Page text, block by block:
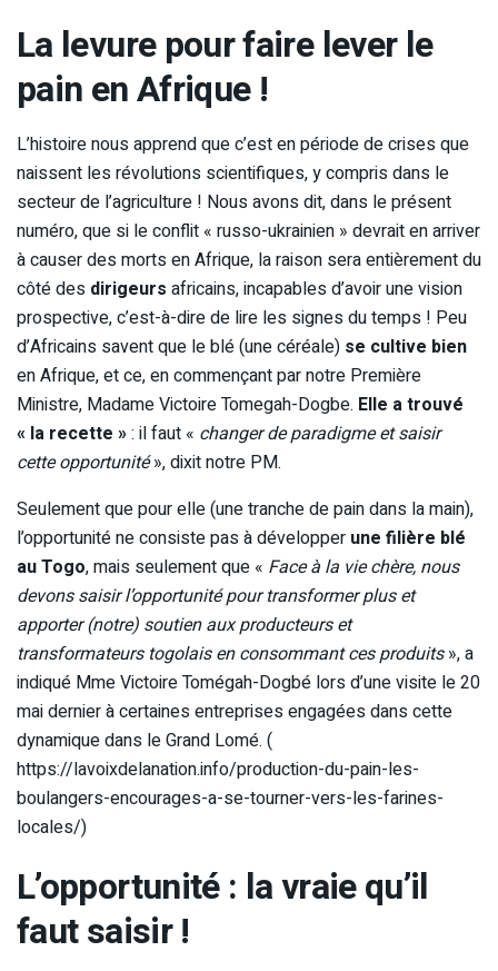
La levure pour faire lever le
pain en Afrique !
L’histoire nous apprend que c’est en période de crises que
naissent les révolutions scientifiques, y compris dans le
secteur de l’agriculture ! Nous avons dit, dans le présent
numéro, que si le conflit « russo-ukrainien » devrait en arriver
à causer des morts en Afrique, la raison sera entièrement du
côté des dirigeurs africains, incapables d’avoir une vision
prospective, c’est-à-dire de lire les signes du temps ! Peu
d’Africains savent que le blé (une céréale) se cultive bien
en Afrique, et ce, en commençant par notre Première
Ministre, Madame Victoire Tomegah-Dogbe. Elle a trouvé
« la recette »: il faut « changer de paradigme et saisir
cette opportunité», dixit notre PM.
Seulement que pour elle (une tranche de pain dans la main),
l’opportunité ne consiste pas à développer une filière blé
au Togo, mais seulement que « Face à la vie chère, nous
devons saisir l’opportunité pour transformer plus et
apporter (notre) soutien aux producteurs et
transformateurs togolais en consommant ces produits», a
indiqué Mme Victoire Tomégah-Dogbé lors d’une visite le 20
mai dernier à certaines entreprises engagées dans cette
dynamique dans le Grand Lomé. (
https://lavoixdelanation.info/production-du-pain-les-
boulangers-encourages-a-se-tourner-vers-les-farines-
locales/)
L’opportunité : la vraie qu’il
faut saisir !